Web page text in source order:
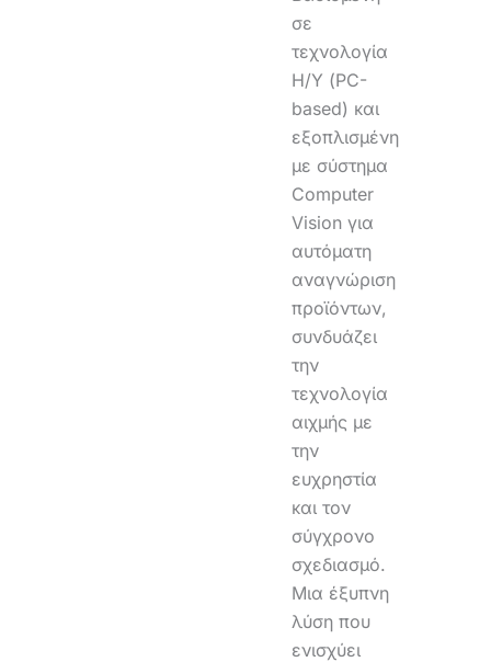
σε
τεχνολογία
Η/Υ (PC-
based) και
εξοπλισμένη
με σύστημα
Computer
Vision για
αυτόματη
αναγνώριση
προϊόντων,
συνδυάζει
την
τεχνολογία
αιχμής με
την
ευχρηστία
και τον
σύγχρονο
σχεδιασμό.
Μια έξυπνη
λύση που
ενισχύει